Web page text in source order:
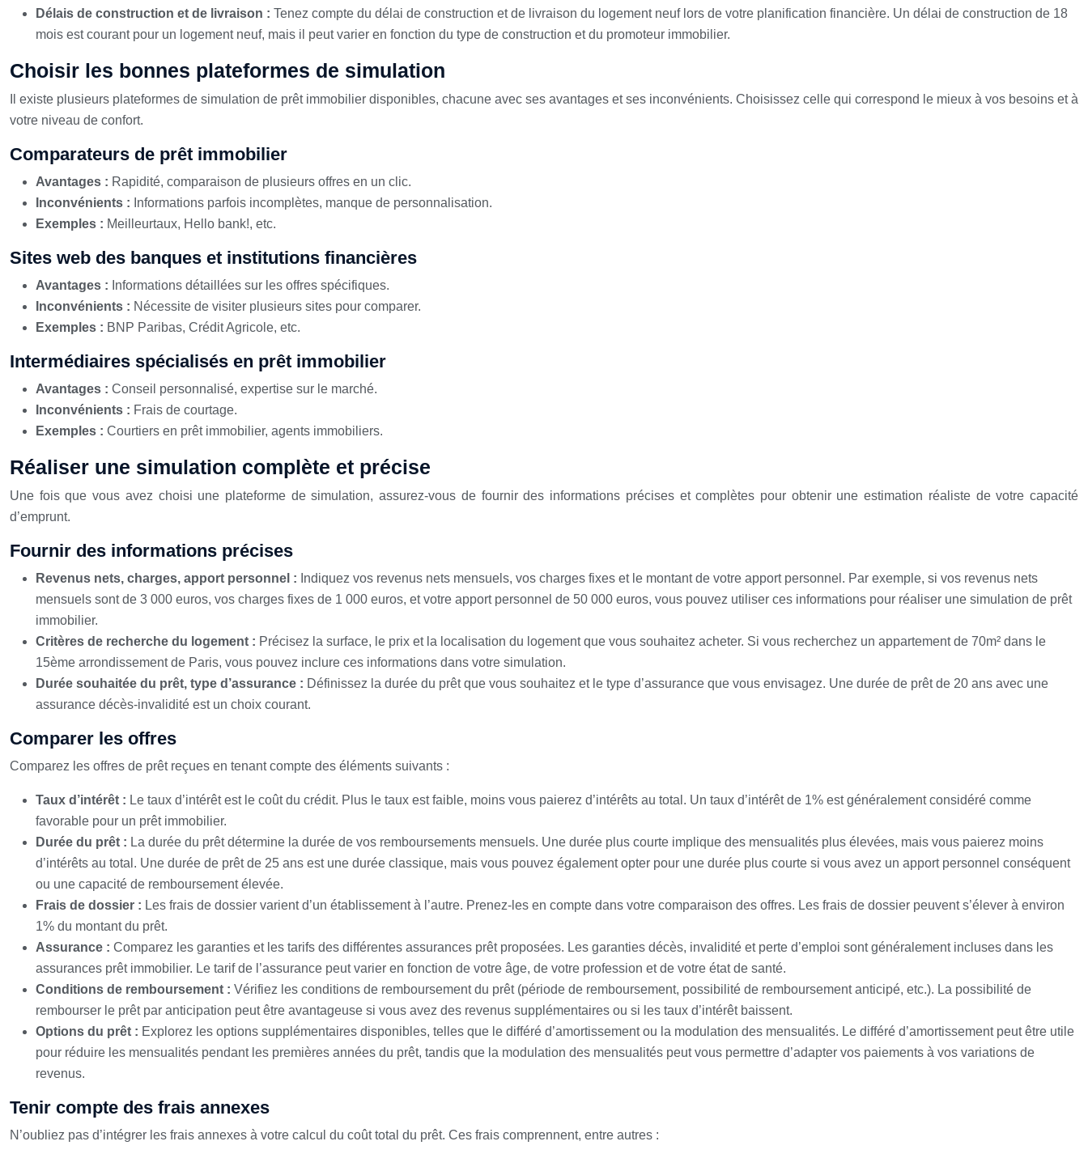
Délais de construction et de livraison : Tenez compte du délai de construction et de livraison du logement neuf lors de votre planification financière. Un délai de construction de 18
mois est courant pour un logement neuf, mais il peut varier en fonction du type de construction et du promoteur immobilier.
Choisir les bonnes plateformes de simulation
Il existe plusieurs plateformes de simulation de prêt immobilier disponibles, chacune avec ses avantages et ses inconvénients. Choisissez celle qui correspond le mieux à vos besoins et à
votre niveau de confort.
Comparateurs de prêt immobilier
Avantages : Rapidité, comparaison de plusieurs offres en un clic.
Inconvénients : Informations parfois incomplètes, manque de personnalisation.
Exemples : Meilleurtaux, Hello bank!, etc.
Sites web des banques et institutions financières
Avantages : Informations détaillées sur les offres spécifiques.
Inconvénients : Nécessite de visiter plusieurs sites pour comparer.
Exemples : BNP Paribas, Crédit Agricole, etc.
Intermédiaires spécialisés en prêt immobilier
Avantages : Conseil personnalisé, expertise sur le marché.
Inconvénients : Frais de courtage.
Exemples : Courtiers en prêt immobilier, agents immobiliers.
Réaliser une simulation complète et précise
Une fois que vous avez choisi une plateforme de simulation, assurez-vous de fournir des informations précises et complètes pour obtenir une estimation réaliste de votre capacité
d’emprunt.
Fournir des informations précises
Revenus nets, charges, apport personnel : Indiquez vos revenus nets mensuels, vos charges fixes et le montant de votre apport personnel. Par exemple, si vos revenus nets
mensuels sont de 3 000 euros, vos charges fixes de 1 000 euros, et votre apport personnel de 50 000 euros, vous pouvez utiliser ces informations pour réaliser une simulation de prêt
immobilier.
Critères de recherche du logement : Précisez la surface, le prix et la localisation du logement que vous souhaitez acheter. Si vous recherchez un appartement de 70m² dans le
15ème arrondissement de Paris, vous pouvez inclure ces informations dans votre simulation.
Durée souhaitée du prêt, type d’assurance : Définissez la durée du prêt que vous souhaitez et le type d’assurance que vous envisagez. Une durée de prêt de 20 ans avec une
assurance décès-invalidité est un choix courant.
Comparer les offres
Comparez les offres de prêt reçues en tenant compte des éléments suivants :
Taux d’intérêt : Le taux d’intérêt est le coût du crédit. Plus le taux est faible, moins vous paierez d’intérêts au total. Un taux d’intérêt de 1% est généralement considéré comme
favorable pour un prêt immobilier.
Durée du prêt : La durée du prêt détermine la durée de vos remboursements mensuels. Une durée plus courte implique des mensualités plus élevées, mais vous paierez moins
d’intérêts au total. Une durée de prêt de 25 ans est une durée classique, mais vous pouvez également opter pour une durée plus courte si vous avez un apport personnel conséquent
ou une capacité de remboursement élevée.
Frais de dossier : Les frais de dossier varient d’un établissement à l’autre. Prenez-les en compte dans votre comparaison des offres. Les frais de dossier peuvent s’élever à environ
1% du montant du prêt.
Assurance : Comparez les garanties et les tarifs des différentes assurances prêt proposées. Les garanties décès, invalidité et perte d’emploi sont généralement incluses dans les
assurances prêt immobilier. Le tarif de l’assurance peut varier en fonction de votre âge, de votre profession et de votre état de santé.
Conditions de remboursement : Vérifiez les conditions de remboursement du prêt (période de remboursement, possibilité de remboursement anticipé, etc.). La possibilité de
rembourser le prêt par anticipation peut être avantageuse si vous avez des revenus supplémentaires ou si les taux d’intérêt baissent.
Options du prêt : Explorez les options supplémentaires disponibles, telles que le différé d’amortissement ou la modulation des mensualités. Le différé d’amortissement peut être utile
pour réduire les mensualités pendant les premières années du prêt, tandis que la modulation des mensualités peut vous permettre d’adapter vos paiements à vos variations de
revenus.
Tenir compte des frais annexes
N’oubliez pas d’intégrer les frais annexes à votre calcul du coût total du prêt. Ces frais comprennent, entre autres :